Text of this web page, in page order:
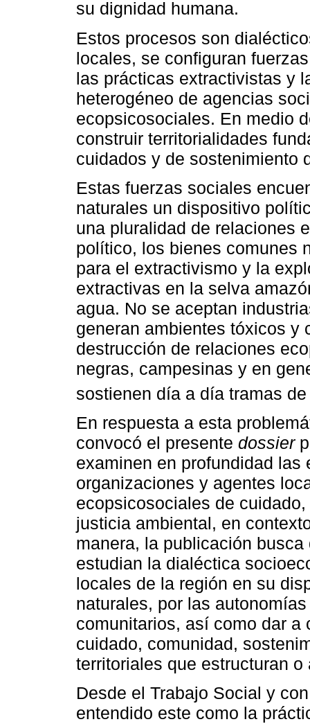
su dignidad humana.
Estos procesos son
locales, se configuran
las prácticas extractivistas y
heterogéneo de agencias
ecopsicosociales. En medio
construir territorialidades
cuidados y de sostenimiento
Estas fuerzas sociales
naturales un dispositivo
una pluralidad de relaciones
político, los bienes comunes
para el extractivismo y la
extractivas en la selva
agua. No se aceptan
generan ambientes tóxicos y
destrucción de relaciones
negras, campesinas y en
sostienen día a día tramas
En respuesta a esta
convocó el presente dossier
examinen en profundidad
organizaciones y agentes
ecopsicosociales de
justicia ambiental, en
manera, la publicación
estudian la dialéctica
locales de la región en su
naturales, por las
comunitarios, así como dar
cuidado, comunidad,
territoriales que estructuran
Desde el Trabajo Social y
entendido este como la